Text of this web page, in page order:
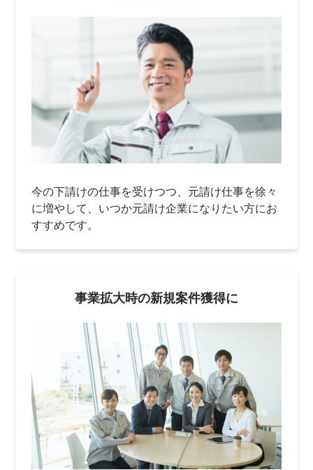
今の下請けの仕事を受けつつ、元請け仕事を徐々
に増やして、いつか元請け企業になりたい方にお
すすめです。
事業拡大時の新規案件獲得に